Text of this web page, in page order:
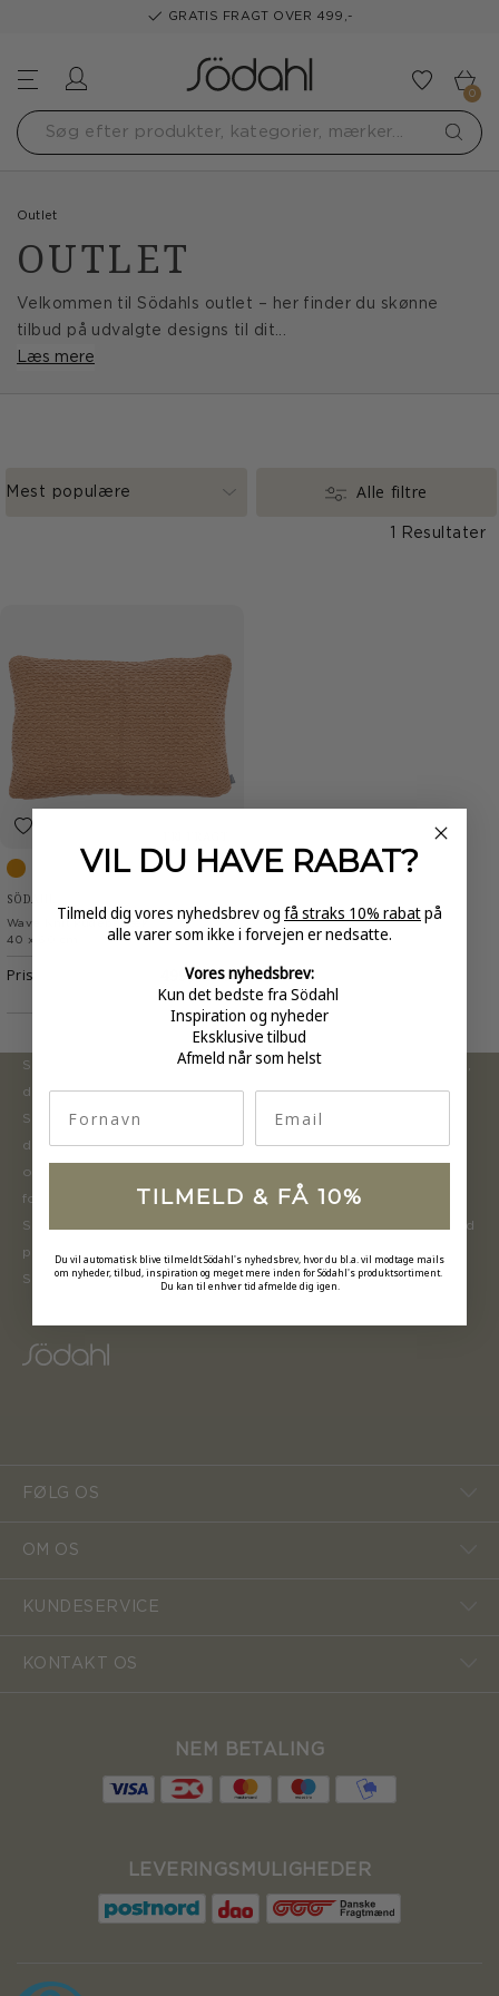
GRATIS FRAGT OVER 499,-
Tilføj
0
Outlet
OUTLET
Velkommen til Södahls outlet – her finder du skønne
tilbud på udvalgte designs til dit...
Læs mere
Alle filtre
1 Resultater
Camel
SÖDAHL
Wave Knit Pudebetræk
40 x 60 cm
Pris 499,95 kr.
Södahl ønsker at tilbyde en moderne og attraktiv kollektion,
der inspirerer forbrugerne til at forny deres hjem.
Sortimentet opdateres løbende med nye produkter, der er
designet i henhold til tidens trends inden for boligindretning
og mode. Södahls historie og mangeårige ekspertise inden
for tekstilproduktion gør, at vi fokuserer på kvalitet. Med
Södahl får man et moderne design i holdbare materialer med
praktiske features samt høj funktionalitet og brugsværdi.
Södahls produkter skal holde til at blive brugt hver dag!
FØLG OS
OM OS
KUNDESERVICE
KONTAKT OS
NEM BETALING
LEVERINGSMULIGHEDER
VIL DU HAVE RABAT?
Tilmeld dig vores nyhedsbrev og få straks 10% rabatpå
alle varer som ikke i forvejen er nedsatte.
Vores nyhedsbrev:
Kun det bedste fra Södahl
Inspiration og nyheder
Eksklusive tilbud
Afmeld når som helst
TILMELD & FÅ 10%
Du vil automatisk blive tilmeldt Södahl's nyhedsbrev, hvor du bl.a. vil modtage mails
om nyheder, tilbud, inspiration og meget mere inden for Södahl's produktsortiment.
Du kan til enhver tid afmelde dig igen.